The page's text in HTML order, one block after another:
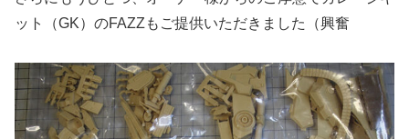
ット（GK）のFAZZもご提供いただきました（興奮